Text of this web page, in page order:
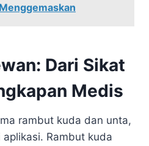
Dari Sikat
Medis
rambut kuda dan unta,
Rambut kuda